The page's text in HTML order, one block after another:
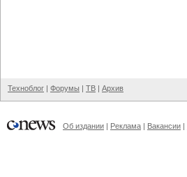
Техноблог | Форумы | ТВ | Архив
Об издании | Реклама | Вакансии |